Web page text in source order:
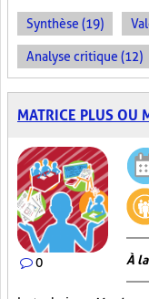
Synthèse (19)
Analyse critique (12)
MATRICE PLUS OU
0 À